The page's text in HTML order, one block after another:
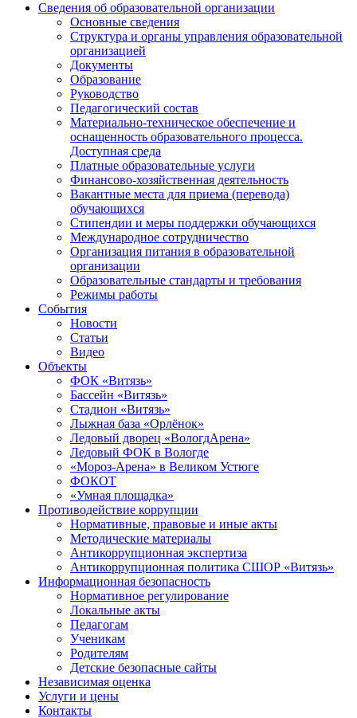
Сведения об образовательной организации
Основные сведения
Структура и органы управления образовательной
организацией
Документы
Образование
Руководство
Педагогический состав
Материально-техническое обеспечение и
оснащенность образовательного процесса.
Доступная среда
Платные образовательные услуги
Финансово-хозяйственная деятельность
Вакантные места для приема (перевода)
обучающихся
Стипендии и меры поддержки обучающихся
Международное сотрудничество
Организация питания в образовательной
организации
Образовательные стандарты и требования
Режимы работы
События
Новости
Статьи
Видео
Объекты
ФОК «Витязь»
Бассейн «Витязь»
Стадион «Витязь»
Лыжная база «Орлёнок»
Ледовый дворец «ВологдАрена»
Ледовый ФОК в Вологде
«Мороз-Арена» в Великом Устюге
ФОКОТ
«Умная площадка»
Противодействие коррупции
Нормативные, правовые и иные акты
Методические материалы
Антикоррупционная экспертиза
Антикоррупционная политика СШОР «Витязь»
Информационная безопасность
Нормативное регулирование
Локальные акты
Педагогам
Ученикам
Родителям
Детские безопасные сайты
Независимая оценка
Услуги и цены
Контакты